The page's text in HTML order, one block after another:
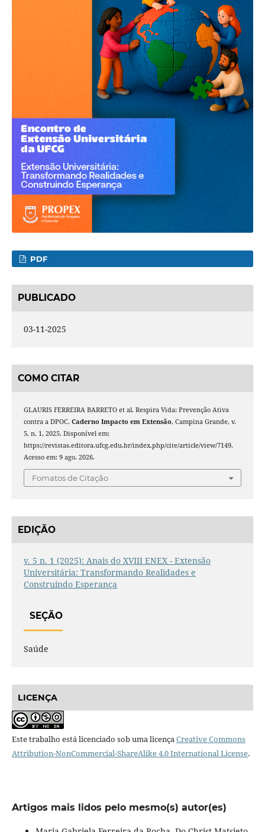
PDF
PUBLICADO
03-11-2025
COMO CITAR
GLAURIS FERREIRA BARRETO et al. Respira Vida: Prevenção Ativa
contra a DPOC. Caderno Impacto em Extensão, Campina Grande, v.
5, n. 1, 2025. Disponível em:
https://revistas.editora.ufcg.edu.br/index.php/cite/article/view/7149.
Acesso em: 9 ago. 2026.
Fomatos de Citação
EDIÇÃO
v. 5 n. 1 (2025): Anais do XVIII ENEX - Extensão
Universitária: Transformando Realidades e
Construindo Esperança
SEÇÃO
Saúde
LICENÇA
Este trabalho está licenciado sob uma licençaCreative Commons
Attribution-NonCommercial-ShareAlike 4.0 International License.
Artigos mais lidos pelo mesmo(s) autor(es)